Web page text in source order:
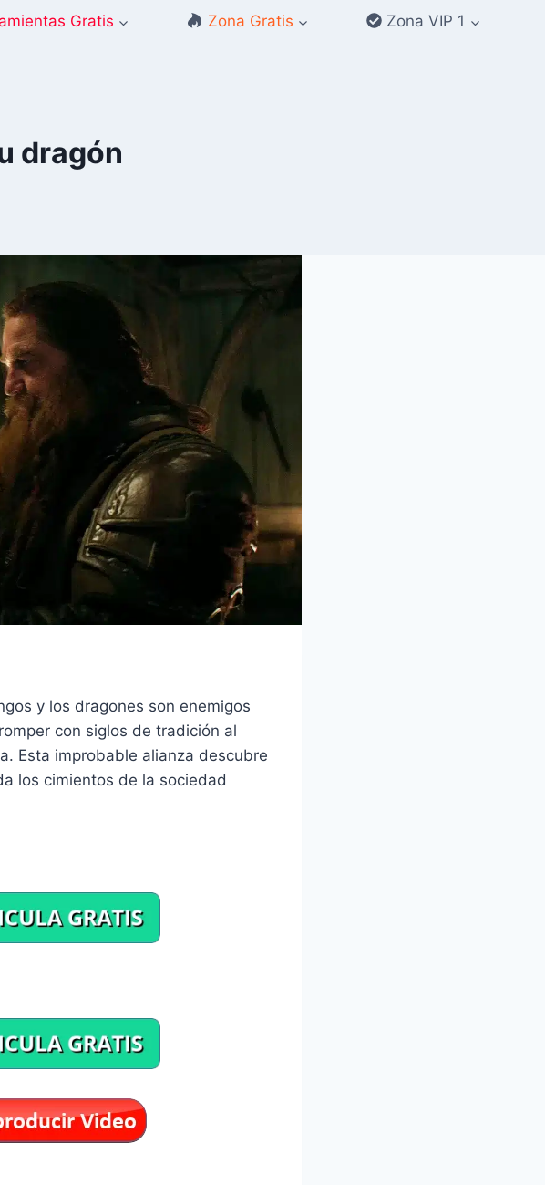
Gratis Zona Gratis Zona VIP 1
dragón
y los dragones son enemigos
con siglos de tradición al
Esta improbable alianza descubre
los cimientos de la sociedad